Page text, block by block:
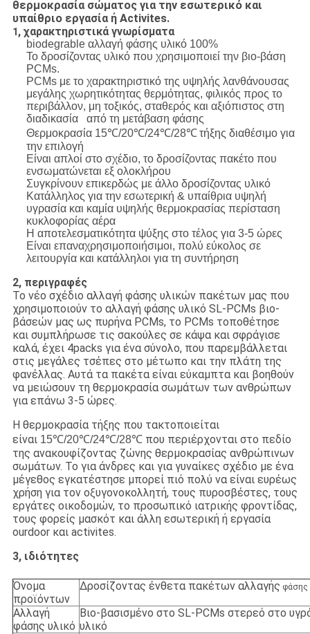
θερμοκρασία σώματος για την εσωτερικό και
υπαίθριο εργασία ή Activites.
1 , χαρακτηριστικά γνωρίσματα
biodegrable αλλαγή φάσης υλικό 100%
Το δροσίζοντας υλικό που χρησιμοποιεί την βιο-βάση
PCMs.
PCMs με το χαρακτηριστικό της υψηλής λανθάνουσας
μεγάλης χωρητικότητας θερμότητας, φιλικός προς το
περιβάλλον, μη τοξικός, σταθερός και αξιόπιστος στη
διαδικασία από τη μετάβαση φάσης
Θερμοκρασία 15℃/20℃/24℃/28℃τήξης διαθέσιμο για
την επιλογή
Είναι απλοί στο σχέδιο, το δροσίζοντας πακέτο που
ενσωματώνεται εξ ολοκλήρου
Συγκρίνουν επικερδώς με άλλο δροσίζοντας υλικό
Κατάλληλος για την εσωτερική & υπαίθρια υψηλή
υγρασία και καμία υψηλής θερμοκρασίας περίσταση
κυκλοφορίας αέρα
Η αποτελεσματικότητα ψύξης στο τέλος για 3-5 ώρες
Είναι επαναχρησιμοποιήσιμοι, πολύ εύκολος σε
λειτουργία και κατάλληλοι για τη συντήρηση
2, περιγραφές
Το νέο σχέδιο αλλαγή φάσης υλικών πακέτων μας που
χρησιμοποιούν το αλλαγή φάσης υλικό SL-PCMs βιο-
βάσεών μας ως πυρήνα PCMs, το PCMs τοποθέτησε
και συμπλήρωσε τις σακούλες σε κάψα και σφράγισε
καλά, έχει 4packs για ένα σύνολο, που παρεμβάλλεται
στις μεγάλες τσέπες στο μέτωπο και την πλάτη της
φανέλλας. Αυτά τα πακέτα είναι εύκαμπτα και βοηθούν
να μειώσουν τη θερμοκρασία σωμάτων των ανθρώπων
για επάνω 3-5 ώρες.
Η θερμοκρασία τήξης που τακτοποιείται
είναι 15℃/20℃/24℃/28℃ που περιέρχονται στο πεδίο
της ανακουφίζοντας ζώνης θερμοκρασίας ανθρώπινων
σωμάτων. Το για άνδρες και για γυναίκες σχέδιο με ένα
μέγεθος εγκατέστησε μπορεί πιό πολύ να είναι ευρέως
χρήση για τον οξυγονοκολλητή, τους πυροσβέστες, τους
εργάτες οικοδομών, το προσωπικό ιατρικής φροντίδας,
τους φορείς μασκότ και άλλη εσωτερική ή εργασία
ourdoor και activites.
3, ιδιότητες
Όνομα
προϊόντων
Δροσίζοντας ένθετα πακέτων αλλαγής φάσης
Αλλαγή
φάσης υλικό
Βιο-βασισμένο στο SL-PCMs στερεό στο
υλικό